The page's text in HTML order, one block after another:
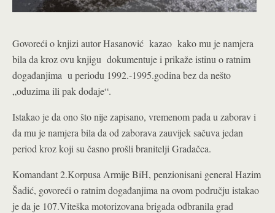
Govoreći o knjizi autor Hasanović kazao kako mu je namjera
bila da kroz ovu knjigu dokumentuje i prikaže istinu o ratnim
događanjima u periodu 1992.-1995.godina bez da nešto
„oduzima ili pak dodaje“.
Istakao je da ono što nije zapisano, vremenom pada u zaborav i
da mu je namjera bila da od zaborava zauvijek sačuva jedan
period kroz koji su časno prošli branitelji Gradačca.
Komandant 2.Korpusa Armije BiH, penzionisani general Hazim
Šadić, govoreći o ratnim događanjima na ovom području istakao
je da je 107.Viteška motorizovana brigada odbranila grad